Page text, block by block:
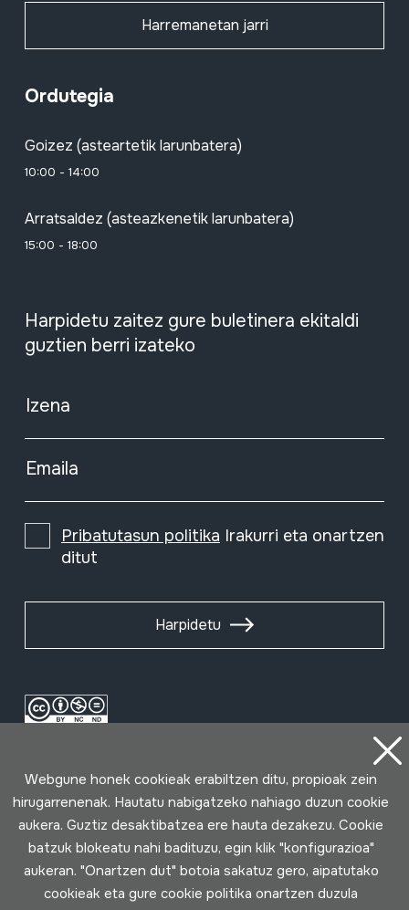
Harremanetan jarri
Ordutegia
Goizez (asteartetik larunbatera)
10:00 - 14:00
Arratsaldez (asteazkenetik larunbatera)
15:00 - 18:00
Harpidetu zaitez gure buletinera ekitaldi
guztien berri izateko
Izena
Emaila
Pribatutasun politika Irakurri eta onartzen
ditut
Harpidetu
Pribatutasun politika Cookie politika
Webgune honek cookieak erabiltzen ditu, propioak zein
hirugarrenenak. Hautatu nabigatzeko nahiago duzun cookie
aukera. Guztiz desaktibatzea ere hauta dezakezu. Cookie
batzuk blokeatu nahi badituzu, egin klik "konfigurazioa"
aukeran. "Onartzen dut" botoia sakatuz gero, aipatutako
cookieak eta gure cookie politika onartzen duzula